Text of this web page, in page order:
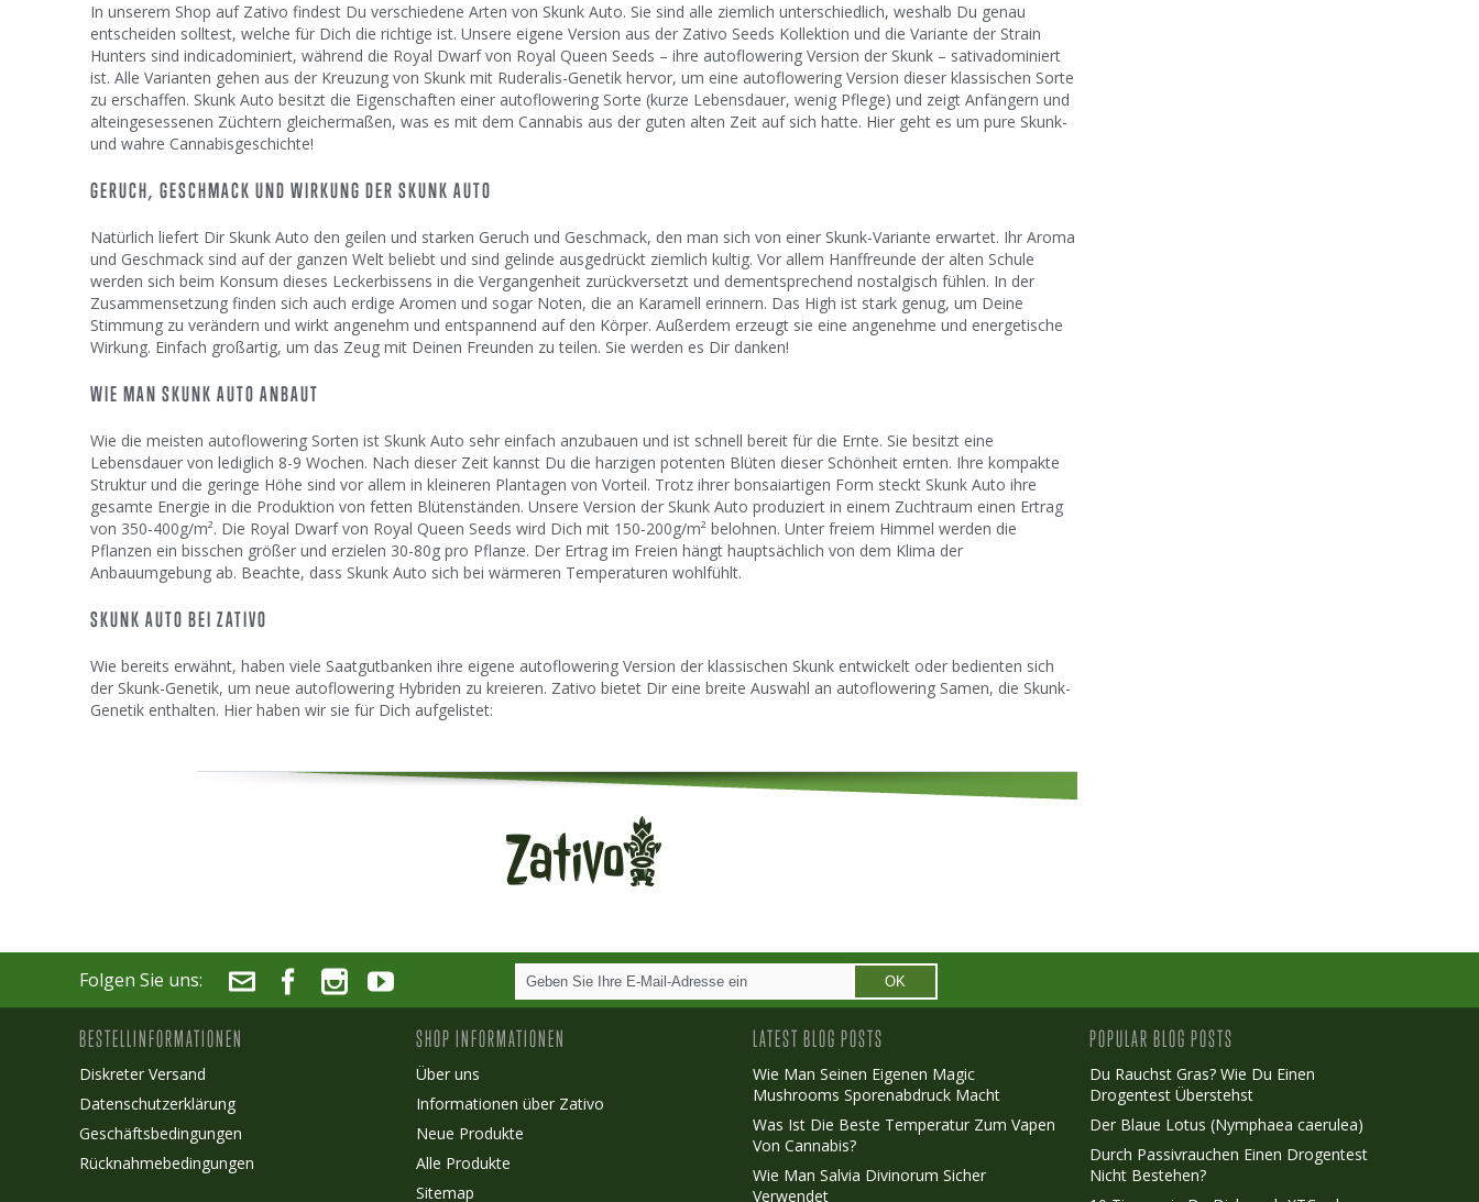
In unserem Shop auf Zativo findest Du verschiedene Arten von Skunk Auto. Sie sind alle ziemlich unterschiedlich, weshalb Du genau
entscheiden solltest, welche für Dich die richtige ist. Unsere eigene Version aus der Zativo Seeds Kollektion und die Variante der Strain
Hunters sind indicadominiert, während die Royal Dwarf von Royal Queen Seeds – ihre autoflowering Version der Skunk – sativadominiert
ist. Alle Varianten gehen aus der Kreuzung von Skunk mit Ruderalis-Genetik hervor, um eine autoflowering Version dieser klassischen Sorte
zu erschaffen. Skunk Auto besitzt die Eigenschaften einer autoflowering Sorte (kurze Lebensdauer, wenig Pflege) und zeigt Anfängern und
alteingesessenen Züchtern gleichermaßen, was es mit dem Cannabis aus der guten alten Zeit auf sich hatte. Hier geht es um pure Skunk-
und wahre Cannabisgeschichte!
GERUCH, GESCHMACK UND WIRKUNG DER SKUNK AUTO
Natürlich liefert Dir Skunk Auto den geilen und starken Geruch und Geschmack, den man sich von einer Skunk-Variante erwartet. Ihr Aroma
und Geschmack sind auf der ganzen Welt beliebt und sind gelinde ausgedrückt ziemlich kultig. Vor allem Hanffreunde der alten Schule
werden sich beim Konsum dieses Leckerbissens in die Vergangenheit zurückversetzt und dementsprechend nostalgisch fühlen. In der
Zusammensetzung finden sich auch erdige Aromen und sogar Noten, die an Karamell erinnern. Das High ist stark genug, um Deine
Stimmung zu verändern und wirkt angenehm und entspannend auf den Körper. Außerdem erzeugt sie eine angenehme und energetische
Wirkung. Einfach großartig, um das Zeug mit Deinen Freunden zu teilen. Sie werden es Dir danken!
WIE MAN SKUNK AUTO ANBAUT
Wie die meisten autoflowering Sorten ist Skunk Auto sehr einfach anzubauen und ist schnell bereit für die Ernte. Sie besitzt eine
Lebensdauer von lediglich 8-9 Wochen. Nach dieser Zeit kannst Du die harzigen potenten Blüten dieser Schönheit ernten. Ihre kompakte
Struktur und die geringe Höhe sind vor allem in kleineren Plantagen von Vorteil. Trotz ihrer bonsaiartigen Form steckt Skunk Auto ihre
gesamte Energie in die Produktion von fetten Blütenständen. Unsere Version der Skunk Auto produziert in einem Zuchtraum einen Ertrag
von 350-400g/m². Die Royal Dwarf von Royal Queen Seeds wird Dich mit 150-200g/m² belohnen. Unter freiem Himmel werden die
Pflanzen ein bisschen größer und erzielen 30-80g pro Pflanze. Der Ertrag im Freien hängt hauptsächlich von dem Klima der
Anbauumgebung ab. Beachte, dass Skunk Auto sich bei wärmeren Temperaturen wohlfühlt.
SKUNK AUTO BEI ZATIVO
Wie bereits erwähnt, haben viele Saatgutbanken ihre eigene autoflowering Version der klassischen Skunk entwickelt oder bedienten sich
der Skunk-Genetik, um neue autoflowering Hybriden zu kreieren. Zativo bietet Dir eine breite Auswahl an autoflowering Samen, die Skunk-
Genetik enthalten. Hier haben wir sie für Dich aufgelistet:
Folgen Sie uns: OK
BESTELLINFORMATIONEN
Diskreter Versand
Datenschutzerklärung
Geschäftsbedingungen
Rücknahmebedingungen
SHOP INFORMATIONEN
Über uns
Informationen über Zativo
Neue Produkte
Alle Produkte
Sitemap
LATEST BLOG POSTS
Wie Man Seinen Eigenen Magic
Mushrooms Sporenabdruck Macht
Was Ist Die Beste Temperatur Zum Vapen
Von Cannabis?
Wie Man Salvia Divinorum Sicher
Verwendet
POPULAR BLOG POSTS
Du Rauchst Gras? Wie Du Einen
Drogentest Überstehst
Der Blaue Lotus (Nymphaea caerulea)
Durch Passivrauchen Einen Drogentest
Nicht Bestehen?